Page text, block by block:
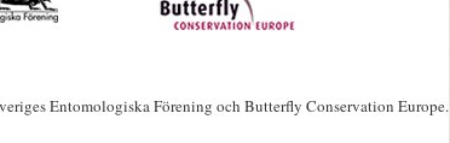
Entomologiska Förening och Butterfly Conservation Europe.